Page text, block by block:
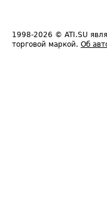
1998-2026 © ATI.SU
торговой маркой. Об